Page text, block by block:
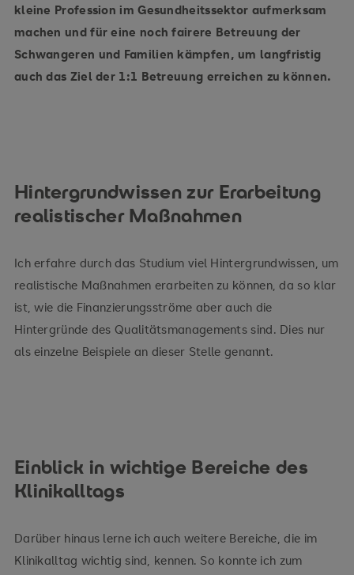
kleine Profession im Gesundheitssektor aufmerksam
machen und für eine noch fairere Betreuung der
Schwangeren und Familien kämpfen, um langfristig
auch das Ziel der 1:1 Betreuung erreichen zu können.
Hintergrundwissen zur Erarbeitung
realistischer Maßnahmen
Ich erfahre durch das Studium viel Hintergrundwissen, um
realistische Maßnahmen erarbeiten zu können, da so klar
ist, wie die Finanzierungsströme aber auch die
Hintergründe des Qualitätsmanagements sind. Dies nur
als einzelne Beispiele an dieser Stelle genannt.
Einblick in wichtige Bereiche des
Klinikalltags
Darüber hinaus lerne ich auch weitere Bereiche, die im
Klinikalltag wichtig sind, kennen. So konnte ich zum